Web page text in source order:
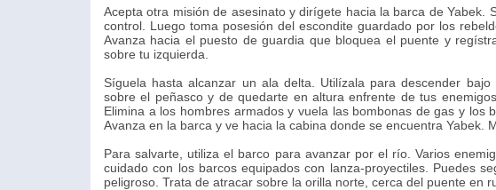
Acepta otra misión de asesinato y dirígete hacia la barca de Yabek.
control. Luego toma posesión del escondite guardado por los
Avanza hacia el puesto de guardia que bloquea el puente y
sobre tu izquierda.
Síguela hasta alcanzar un ala delta. Utilízala para descender
sobre el peñasco y de quedarte en altura enfrente de tus
Elimina a los hombres armados y vuela las bombonas de gas y los
Avanza en la barca y ve hacia la cabina donde se encuentra Yabek.
Para salvarte, utiliza el barco para avanzar por el río. Varios
cuidado con los barcos equipados con lanza-proyectiles. Puedes
peligroso. Trata de atracar sobre la orilla norte, cerca del puente en